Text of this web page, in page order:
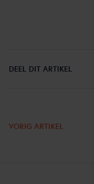
DEEL DIT ARTIKEL
VORIG ARTIKEL